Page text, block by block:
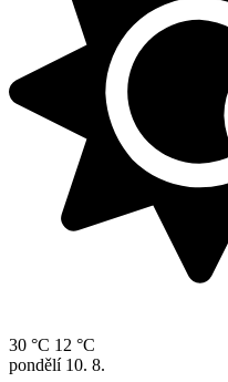
30 °C 12 °C
pondělí 10. 8.